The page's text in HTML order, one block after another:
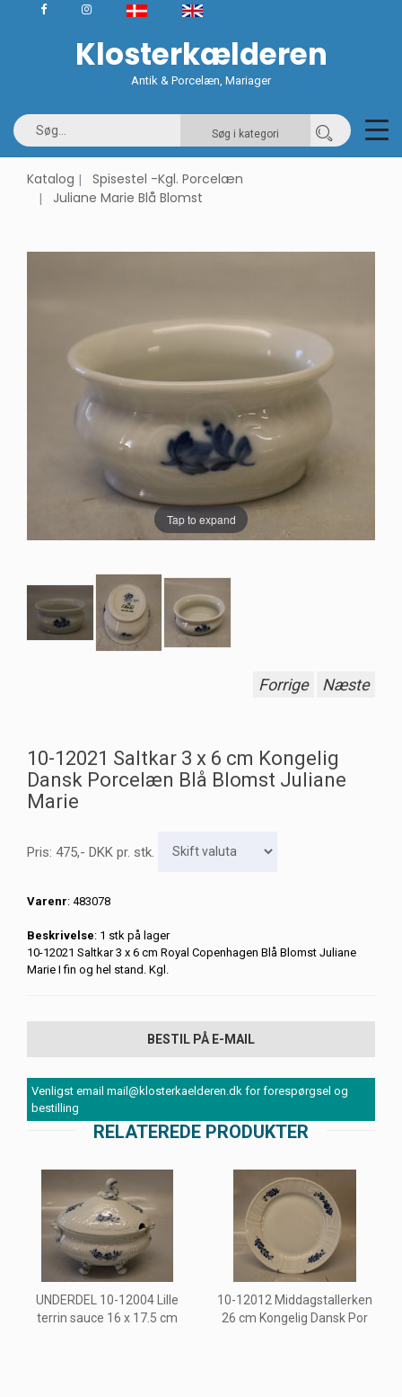
Klosterkælderen
Antik & Porcelæn, Mariager
Søg i kategori
Katalog
Spisestel -Kgl. Porcelæn
Juliane Marie Blå Blomst
Tap to expand
Forrige Næste
10-12021 Saltkar 3 x 6 cm Kongelig
Dansk Porcelæn Blå Blomst Juliane
Marie
Pris: 475,- DKK pr. stk.
Varenr: 483078
Beskrivelse: 1 stk på lager
10-12021 Saltkar 3 x 6 cm Royal Copenhagen Blå Blomst Juliane
Marie I fin og hel stand. Kgl.
BESTIL PÅ E-MAIL
Venligst email mail@klosterkaelderen.dk for forespørgsel og
bestilling
RELATEREDE PRODUKTER
UNDERDEL 10-12004 Lille
terrin sauce 16 x 17.5 cm
10-12012 Middagstallerken
26 cm Kongelig Dansk Por